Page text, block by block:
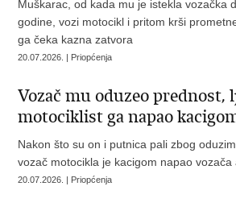
Muškarac, od kada mu je istekla vozačka
godine, vozi motocikl i pritom krši
ga čeka kazna zatvora
20.07.2026. | Priopćenja
Vozač mu oduzeo
motociklist ga napao
Nakon što su on i putnica pali zbog
vozač motocikla je kacigom napao vozača
20.07.2026. | Priopćenja